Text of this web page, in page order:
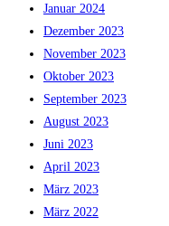
Januar 2024
Dezember 2023
November 2023
Oktober 2023
September 2023
August 2023
Juni 2023
April 2023
März 2023
März 2022